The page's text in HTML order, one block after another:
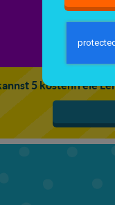
5 kostenfreie